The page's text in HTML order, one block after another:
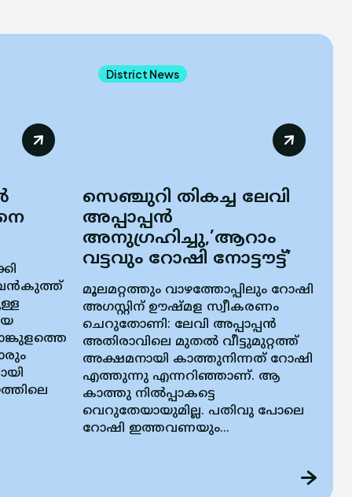
District News
സെഞ്ചുറി തികച്ച ലേവി
അപ്പാപ്പന്‍
അനുഗ്രഹിച്ചു,’ആറാം
വട്ടവും റോഷി നോട്ടൗട്ട്’
മൂലമറ്റത്തും വാഴത്തോപ്പിലും റോഷി
അഗസ്റ്റിന് ഊഷ്മള സ്വീകരണം
ചെറുതോണി: ലേവി അപ്പാപ്പന്‍
അതിരാവിലെ മുതല്‍ വീട്ടുമുറ്റത്ത്
അക്ഷമനായി കാത്തുനിന്നത് റോഷി
എത്തുന്നു എന്നറിഞ്ഞാണ്. ആ
കാത്തു നില്‍പ്പാകട്ടെ
വെറുതേയായുമില്ല. പതിവു പോലെ
റോഷി ഇത്തവണയും...